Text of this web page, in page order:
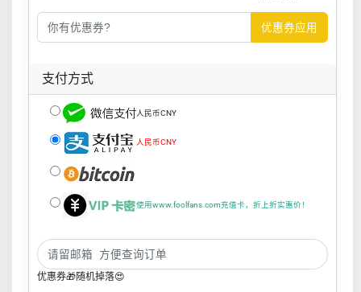
优惠券应用
支付方式
人民币CNY
人民币CNY
使用www.foolfans.com充值卡，折上折实惠价！
优惠券🎁随机掉落😍